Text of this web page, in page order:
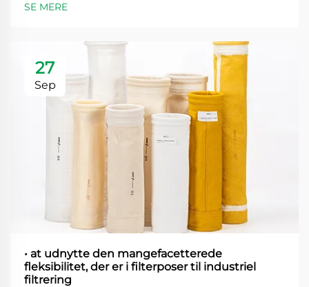
SE MERE
27
Sep
• at udnytte den mangefacetterede
fleksibilitet, der er i filterposer til industriel
filtrering